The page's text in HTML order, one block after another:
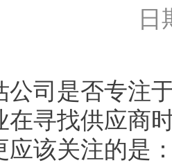
司是否专注于
找供应商时
该关注的是